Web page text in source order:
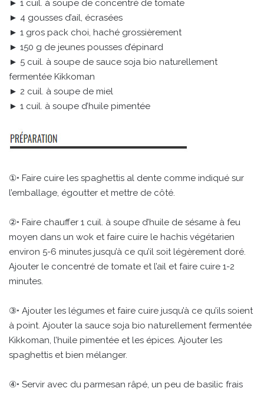
► 1 cuil. à soupe de concentré de tomate
► 4 gousses d’ail, écrasées
► 1 gros pack choi, haché grossièrement
► 150 g de jeunes pousses d’épinard
► 5 cuil. à soupe de sauce soja bio naturellement
fermentée Kikkoman
► 2 cuil. à soupe de miel
► 1 cuil. à soupe d’huile pimentée
①• Faire cuire les spaghettis al dente comme indiqué sur
l’emballage, égoutter et mettre de côté.
②• Faire chauffer 1 cuil. à soupe d’huile de sésame à feu
moyen dans un wok et faire cuire le hachis végétarien
environ 5-6 minutes jusqu’à ce qu’il soit légèrement doré.
Ajouter le concentré de tomate et l’ail et faire cuire 1-2
minutes.
③• Ajouter les légumes et faire cuire jusqu’à ce qu’ils soient
à point. Ajouter la sauce soja bio naturellement fermentée
Kikkoman, l’huile pimentée et les épices. Ajouter les
spaghettis et bien mélanger.
④• Servir avec du parmesan râpé, un peu de basilic frais